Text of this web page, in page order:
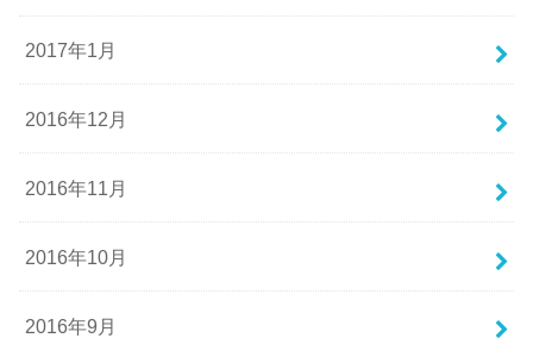
2017年1月
2016年12月
2016年11月
2016年10月
2016年9月